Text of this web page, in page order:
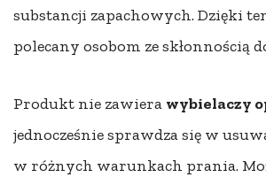
substancji zapachowych. Dzięki
polecany osobom ze skłonnością
Produkt nie zawiera wybielaczy
jednocześnie sprawdza się w
w różnych warunkach prania.